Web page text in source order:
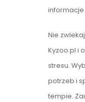
Nie
Kyzoo.pl i
stresu.
potrzeb i
tempie.